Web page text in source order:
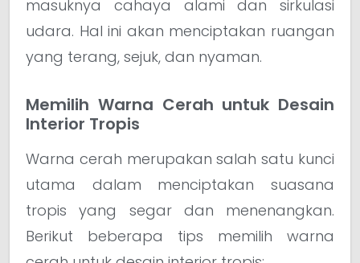
masuknya cahaya alami dan sirkulasi
udara. Hal ini akan menciptakan ruangan
yang terang, sejuk, dan nyaman.
Memilih Warna Cerah untuk Desain
Interior Tropis
Warna cerah merupakan salah satu kunci
utama dalam menciptakan suasana
tropis yang segar dan menenangkan.
Berikut beberapa tips memilih warna